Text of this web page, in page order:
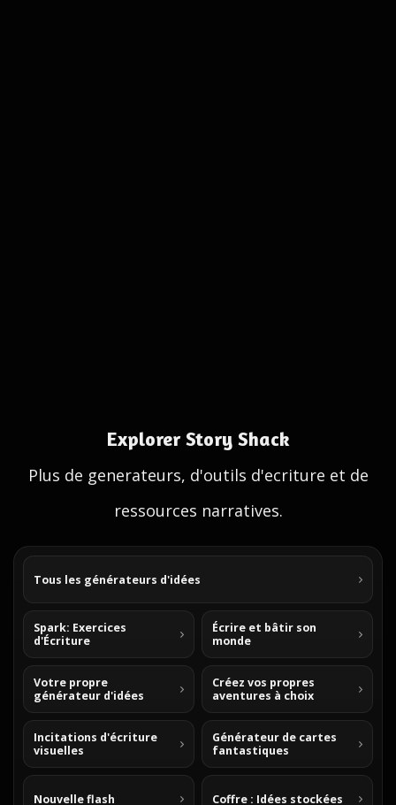
Explorer Story Shack
Plus de generateurs, d'outils d'ecriture et de
ressources narratives.
Tous les générateurs d'idées
Spark: Exercices
d'Écriture
Écrire et bâtir son
monde
Votre propre
générateur d'idées
Créez vos propres
aventures à choix
Incitations d'écriture
visuelles
Générateur de cartes
fantastiques
Nouvelle flash Coffre : Idées stockées